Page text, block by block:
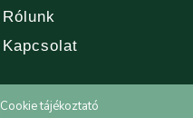
Rólunk
Kapcsolat
Cookie tájékoztató